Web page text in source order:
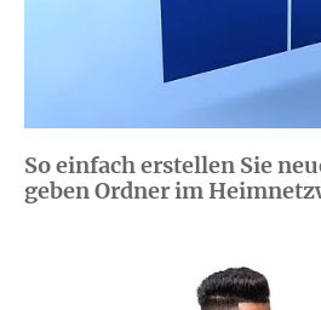
So einfach erstellen Sie
geben Ordner im